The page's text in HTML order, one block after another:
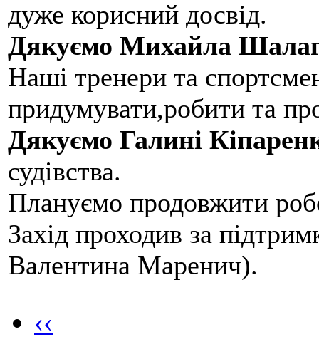
дуже корисний досвід.
Дякуємо Михайла
Наші тренери та
придумувати,робити та
Дякуємо Галині
судівства.
Плануємо продовжити
Захід проходив за
Валентина Маренич).
‹‹